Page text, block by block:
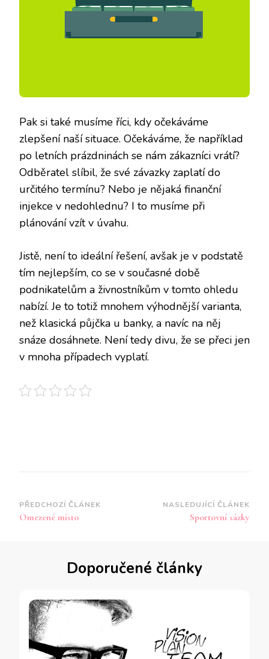
Pak si také musíme říci, kdy očekáváme
zlepšení naší situace. Očekáváme, že například
po letních prázdninách se nám zákazníci vrátí?
Odběratel slíbil, že své závazky zaplatí do
určitého termínu? Nebo je nějaká finanční
injekce v nedohlednu? I to musíme při
plánování vzít v úvahu.
Jistě, není to ideální řešení, avšak je v podstatě
tím nejlepším, co se v současné době
podnikatelům a živnostníkům v tomto ohledu
nabízí. Je to totiž mnohem výhodnější varianta,
než klasická půjčka u banky, a navíc na něj
snáze dosáhnete. Není tedy divu, že se přeci jen
v mnoha případech vyplatí.
Navigace
příspěvku
PŘEDCHOZÍ ČLÁNEK
Omezené místo
NASLEDUJÍCÍ ČLÁNEK
Sportovní sázky
Doporučené články